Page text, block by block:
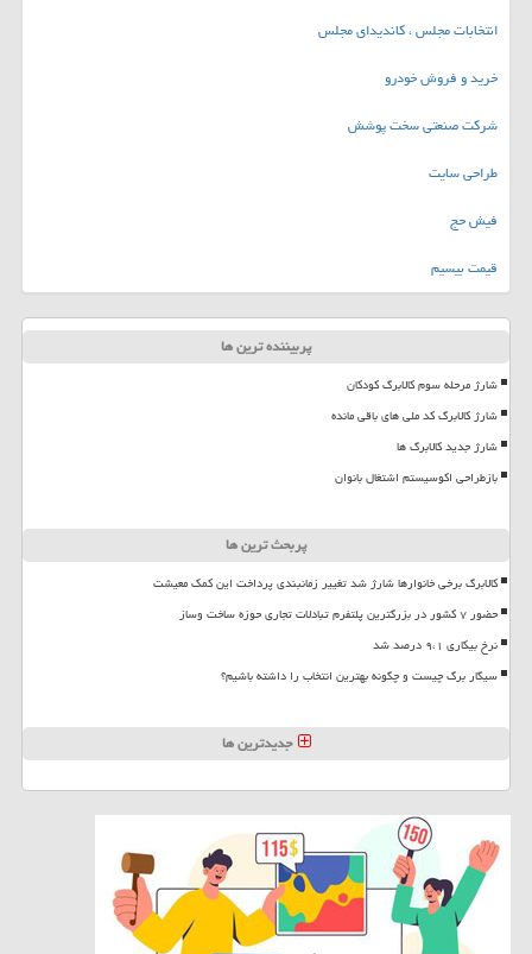
انتخابات مجلس ، کاندیدای مجلس
خرید و فروش خودرو
شرکت صنعتی سخت پوشش
طراحی سایت
فیش حج
قیمت بیسیم
پربیننده ترین ها
شارژ مرحله سوم کالابرگ کودکان
شارژ کالابرگ کد ملی های باقی مانده
شارژ جدید کالابرگ ها
بازطراحی اکوسیستم اشتغال بانوان
پربحث ترین ها
کالابرگ برخی خانوارها شارژ شد تغییر زمانبندی پرداخت این کمک معیشت
حضور ۷ کشور در بزرگترین پلتفرم تبادلات تجاری حوزه ساخت وساز
نرخ بیکاری ۹،۱ درصد شد
سیگار برگ چیست و چگونه بهترین انتخاب را داشته باشیم؟
جدیدترین ها